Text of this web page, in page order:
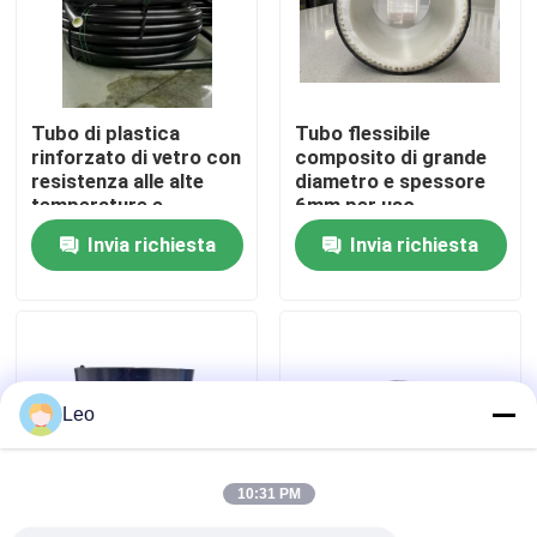
Chi siamo
Fatory Tour
Controllo di qualità
notizie
Richiedere un preventivo
Tubo di plastica
rinforzato di vetro con
resistenza alle alte
temperature e
pressione fino a 10
Invia richiesta
Tubo flessibile
composito di grande
diametro e spessore
6mm per uso
industriale, conforme
allo standard
SY/T6662.2-2020
Invia richiesta
Leo
10:31 PM